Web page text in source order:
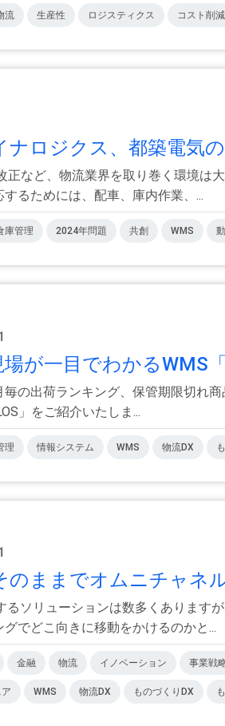
流 生産性 ロジスティクス コスト削減
ナロジクス、都築電気
正など、物流業界を取り巻く環境は
るためには、配車、庫内作業、...
庫管理 2024年問題 共創 WMS
場が一目でわかるWMS
毎の出荷ランキング、保管期限切れ
」をご紹介いたしま...
理 情報システム WMS 物流DX
のままでオムニチャネ
るソリューションは数多くあります
でどこ向きに移動をかけるのかと...
金融 物流 イノベーション 事業戦
WMS 物流DX ものづくりDX